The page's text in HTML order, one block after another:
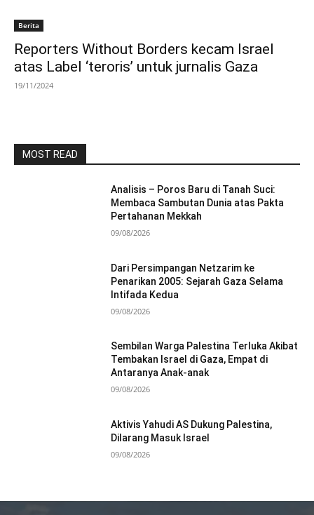
Berita
Reporters Without Borders kecam Israel
atas Label ‘teroris’ untuk jurnalis Gaza
19/11/2024
MOST READ
Analisis – Poros Baru di Tanah Suci:
Membaca Sambutan Dunia atas Pakta
Pertahanan Mekkah
09/08/2026
Dari Persimpangan Netzarim ke
Penarikan 2005: Sejarah Gaza Selama
Intifada Kedua
09/08/2026
Sembilan Warga Palestina Terluka Akibat
Tembakan Israel di Gaza, Empat di
Antaranya Anak-anak
09/08/2026
Aktivis Yahudi AS Dukung Palestina,
Dilarang Masuk Israel
09/08/2026